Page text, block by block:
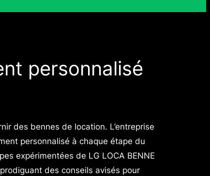
personnalisé
des bennes de location. L’entreprise
personnalisé à chaque étape du
expérimentées de LG LOCA BENNE
des conseils avisés pour